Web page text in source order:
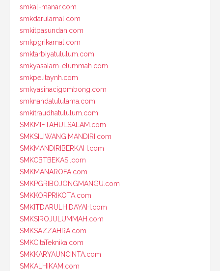
smkal-manar.com
smkdarulamal.com
smkitpasundan.com
smkpgrikamal.com
smktarbiyatululum.com
smkyasalam-elummah.com
smkpelitaynh.com
smkyasinacigombong.com
smknahdatululama.com
smkitraudhatululum.com
SMKMIFTAHULSALAM.com
SMKSILIWANGIMANDIRI.com
SMKMANDIRIBERKAH.com
SMKCBTBEKASI.com
SMKMANAROFA.com
SMKPGRIBOJONGMANGU.com
SMKKORPRIKOTA.com
SMKITDARULHIDAYAH.com
SMKSIROJULUMMAH.com
SMKSAZZAHRA.com
SMKCitaTeknika.com
SMKKARYAUNCINTA.com
SMKALHIKAM.com